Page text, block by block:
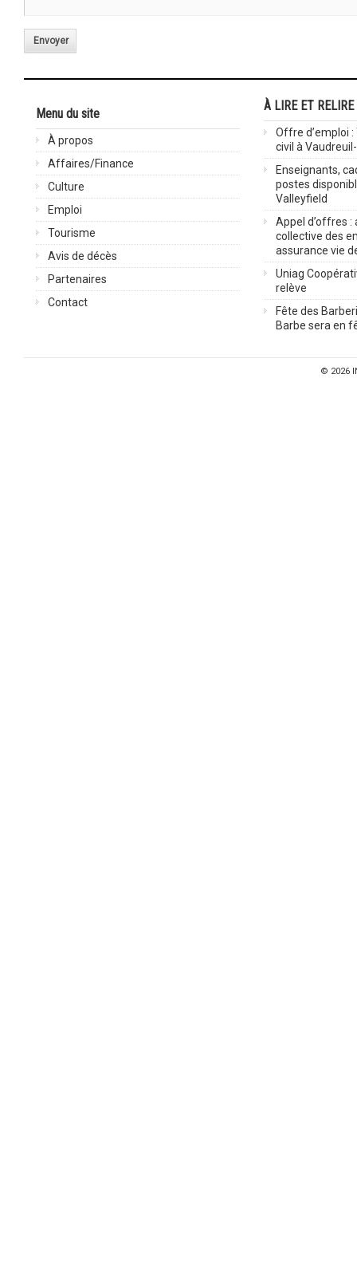
Envoyer
Menu du site
À propos
Affaires/Finance
Culture
Emploi
Tourisme
Avis de décès
Partenaires
Contact
À LIRE ET RELIRE
Offre d’emploi
civil à
Enseignants,
postes
Valleyfield
Appel d’offres :
collective des
assurance vie
Uniag
relève
Fête des
Barbe sera en
© 2026